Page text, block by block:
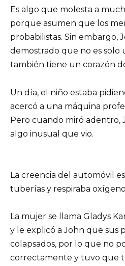
Es algo que molesta a
porque asumen que los
probabilistas. Sin embargo,
demostrado que no es solo
también tiene un corazón
Un día, el niño estaba
acercó a una máquina
Pero cuando miró adentro,
algo inusual que vio.
La creencia del automóvil
tuberías y respiraba
La mujer se llama Gladys
y le explicó a John que sus
colapsados, por lo que no
correctamente y tuvo que